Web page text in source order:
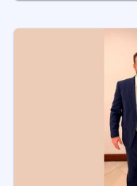
Durigan e
republicana